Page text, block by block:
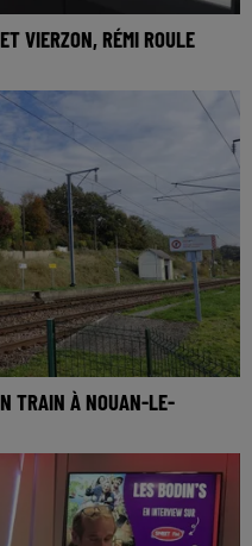
VIERZON, RÉMI ROULE
TRAIN À NOUAN-LE-